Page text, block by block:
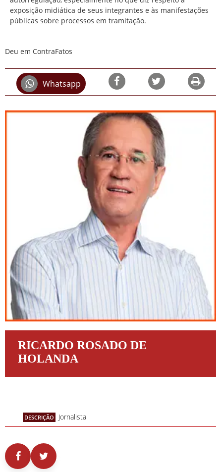
exposição midiática de seus integrantes e às manifestações
públicas sobre processos em tramitação.
Deu em ContraFatos
Whatsapp
RICARDO ROSADO DE
HOLANDA
DESCRIÇÃO Jornalista